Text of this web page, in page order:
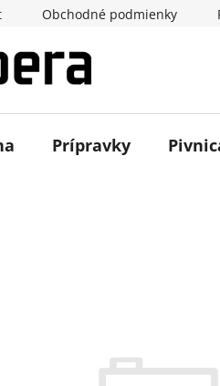
Obchodné podmienky
Prípravky